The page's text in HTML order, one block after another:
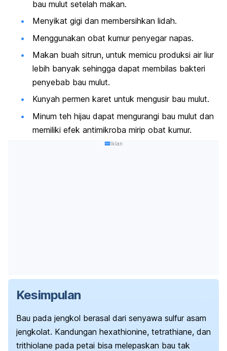
bau mulut setelah makan.
Menyikat gigi dan membersihkan lidah.
Menggunakan obat kumur penyegar napas.
Makan buah sitrun, untuk memicu produksi air liur
lebih banyak sehingga dapat membilas bakteri
penyebab bau mulut.
Kunyah permen karet untuk mengusir bau mulut.
Minum teh hijau dapat mengurangi bau mulut dan
memiliki efek antimikroba mirip obat kumur.
Iklan
Kesimpulan
Bau pada jengkol berasal dari senyawa sulfur asam
jengkolat. Kandungan hexathionine, tetrathiane, dan
trithiolane pada petai bisa melepaskan bau tak